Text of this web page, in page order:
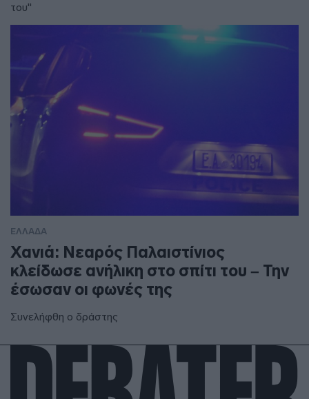
του"
ΕΛΛΑΔΑ
Χανιά: Νεαρός Παλαιστίνιος
κλείδωσε ανήλικη στο σπίτι του – Την
έσωσαν οι φωνές της
Συνελήφθη ο δράστης